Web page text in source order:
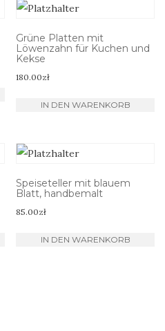
Grüne Platten mit
Löwenzahn für Kuchen und
Kekse
180.00zł
IN DEN WARENKORB
Speiseteller mit blauem
Blatt, handbemalt
85.00zł
IN DEN WARENKORB